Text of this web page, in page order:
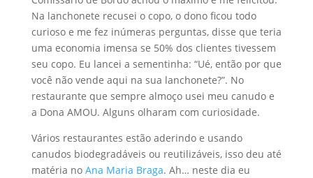
Na lanchonete recusei o copo, o dono ficou todo
curioso e me fez inúmeras perguntas, disse que teria
uma economia imensa se 50% dos clientes tivessem
seu copo. Eu lancei a sementinha: “Ué, então por que
você não vende aqui na sua lanchonete?”. No
restaurante que sempre almoço usei meu canudo e
a Dona AMOU. Alguns olharam com curiosidade.
Vários restaurantes estão aderindo e usando
canudos biodegradáveis ou reutilizáveis, isso deu até
matéria no Ana Maria Braga. Ah… neste dia eu